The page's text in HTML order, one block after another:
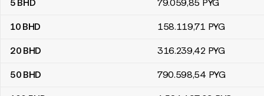
5 BHD 79.059,85 PYG
10 BHD 158.119,71 PYG
20 BHD 316.239,42 PYG
50 BHD 790.598,54 PYG